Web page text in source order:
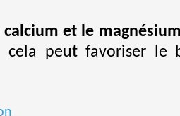
et le
cela peut favoriser